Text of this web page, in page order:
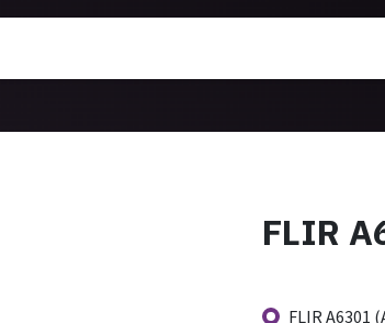
FLIR
FLIR A6301